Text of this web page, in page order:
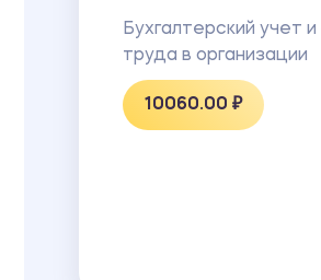
Бухгалтерский учет
труда в организации
10060.00 ₽